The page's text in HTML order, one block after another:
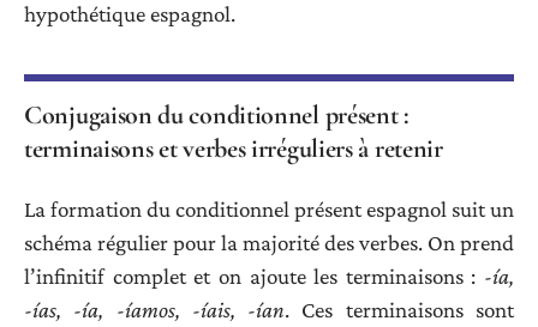
hypothétique espagnol.
Conjugaison du conditionnel présent :
terminaisons et verbes irréguliers à retenir
La formation du conditionnel présent espagnol suit un
schéma régulier pour la majorité des verbes. On prend
l’infinitif complet et on ajoute les terminaisons : -ía,
-ías, -ía, -íamos, -íais, -ían. Ces terminaisons sont